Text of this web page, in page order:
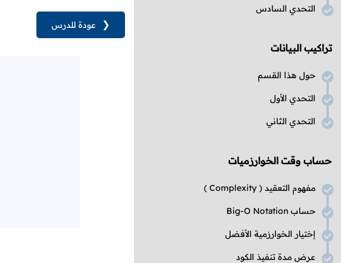
التحدي السادس
تراكيب البيانات
حول هذا القسم
التحدي الأول
التحدي الثاني
حساب وقت الخوارزميات
مفهوم التعقيد ( Complexity
)
حساب Big-O Notation
إختيار الخوارزمية الأفضل
عرض مدة تنفيذ الكود
❮ عودة للدرس